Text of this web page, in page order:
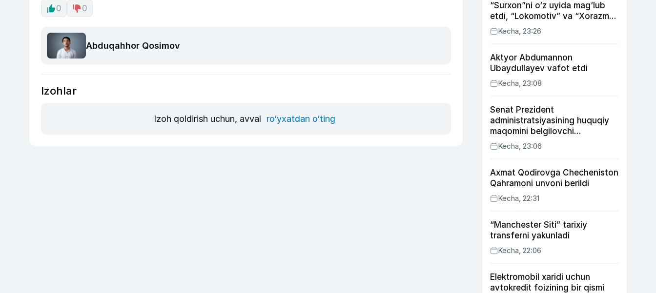
0 0
Abduqahhor Qosimov
Izohlar
Izoh qoldirish uchun, avval ro‘yxatdan o‘ting
“Surxon”ni o‘z uyida mag‘lub
etdi, “Lokomotiv” va “Xorazm”
uyda g‘alaba qozondi
Kecha, 23:26
Aktyor Abdu­mannon
Ubaydullayev vafot etdi
Kecha, 23:08
Senat Prezident
administratsiyasining huquqiy
maqomini belgilovchi
konstitutsiyaviy qonunni
ma’qulladi
Kecha, 23:06
Axmat Qodirovga Checheniston
Qahramoni unvoni berildi
Kecha, 22:31
“Manchester Siti” tarixiy
transferni yakunladi
Kecha, 22:06
Elektromobil xaridi uchun
avtokredit foizining bir qismi